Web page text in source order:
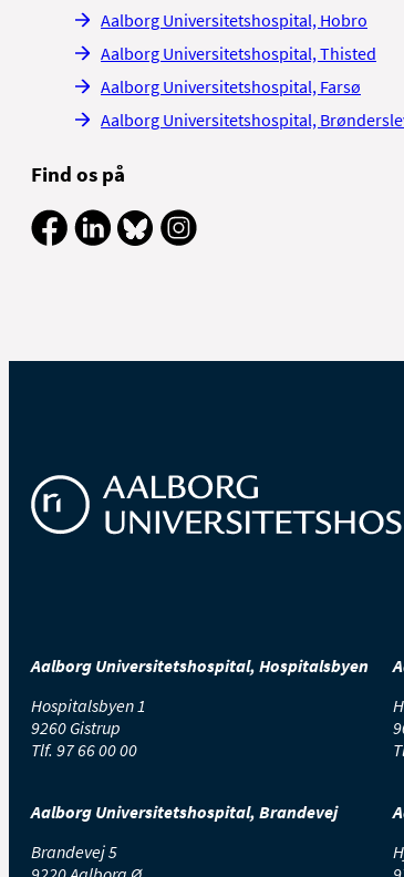
Aalborg Universitetshospital, Hobro
Aalborg Universitetshospital, Thisted
Aalborg Universitetshospital, Farsø
Aalborg Universitetshospital,
Find os på
Aalborg Universitetshospital, Hospitalsbyen
Hospitalsbyen 1
9260 Gistrup
Tlf. 97 66 00 00
Aalborg Universitetshospital, Brandevej
Brandevej 5